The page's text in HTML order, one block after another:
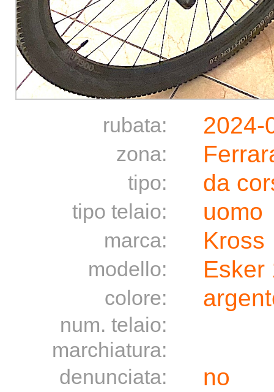
rubata: 2024-
zona:
tipo: da
tipo telaio: uomo
marca: Kross
modello: Esker
colore:
num. telaio:
marchiatura:
denunciata:
no